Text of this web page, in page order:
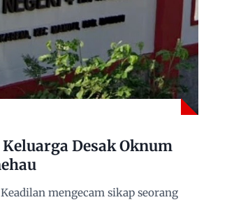
Desak Oknum
mengecam sikap seorang